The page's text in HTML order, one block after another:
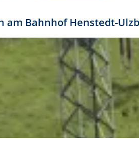
am Bahnhof Henstedt-